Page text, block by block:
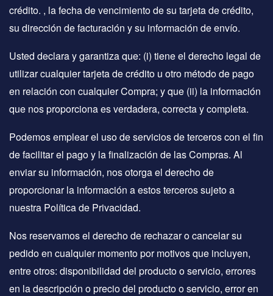
crédito. , la fecha de vencimiento de su tarjeta de crédito,
su dirección de facturación y su información de envío.
Usted declara y garantiza que: (i) tiene el derecho legal de
utilizar cualquier tarjeta de crédito u otro método de pago
en relación con cualquier Compra; y que (ii) la información
que nos proporciona es verdadera, correcta y completa.
Podemos emplear el uso de servicios de terceros con el fin
de facilitar el pago y la finalización de las Compras. Al
enviar su información, nos otorga el derecho de
proporcionar la información a estos terceros sujeto a
nuestra Política de Privacidad.
Nos reservamos el derecho de rechazar o cancelar su
pedido en cualquier momento por motivos que incluyen,
entre otros: disponibilidad del producto o servicio, errores
en la descripción o precio del producto o servicio, error en